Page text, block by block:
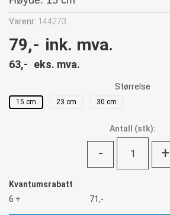
Varenr: 144273
79,- ink. mva.
63,- eks. mva.
Størrelse
15 cm 23 cm 30 cm
Antall (stk):
- +
Kvantumsrabatt
6 +
71,-